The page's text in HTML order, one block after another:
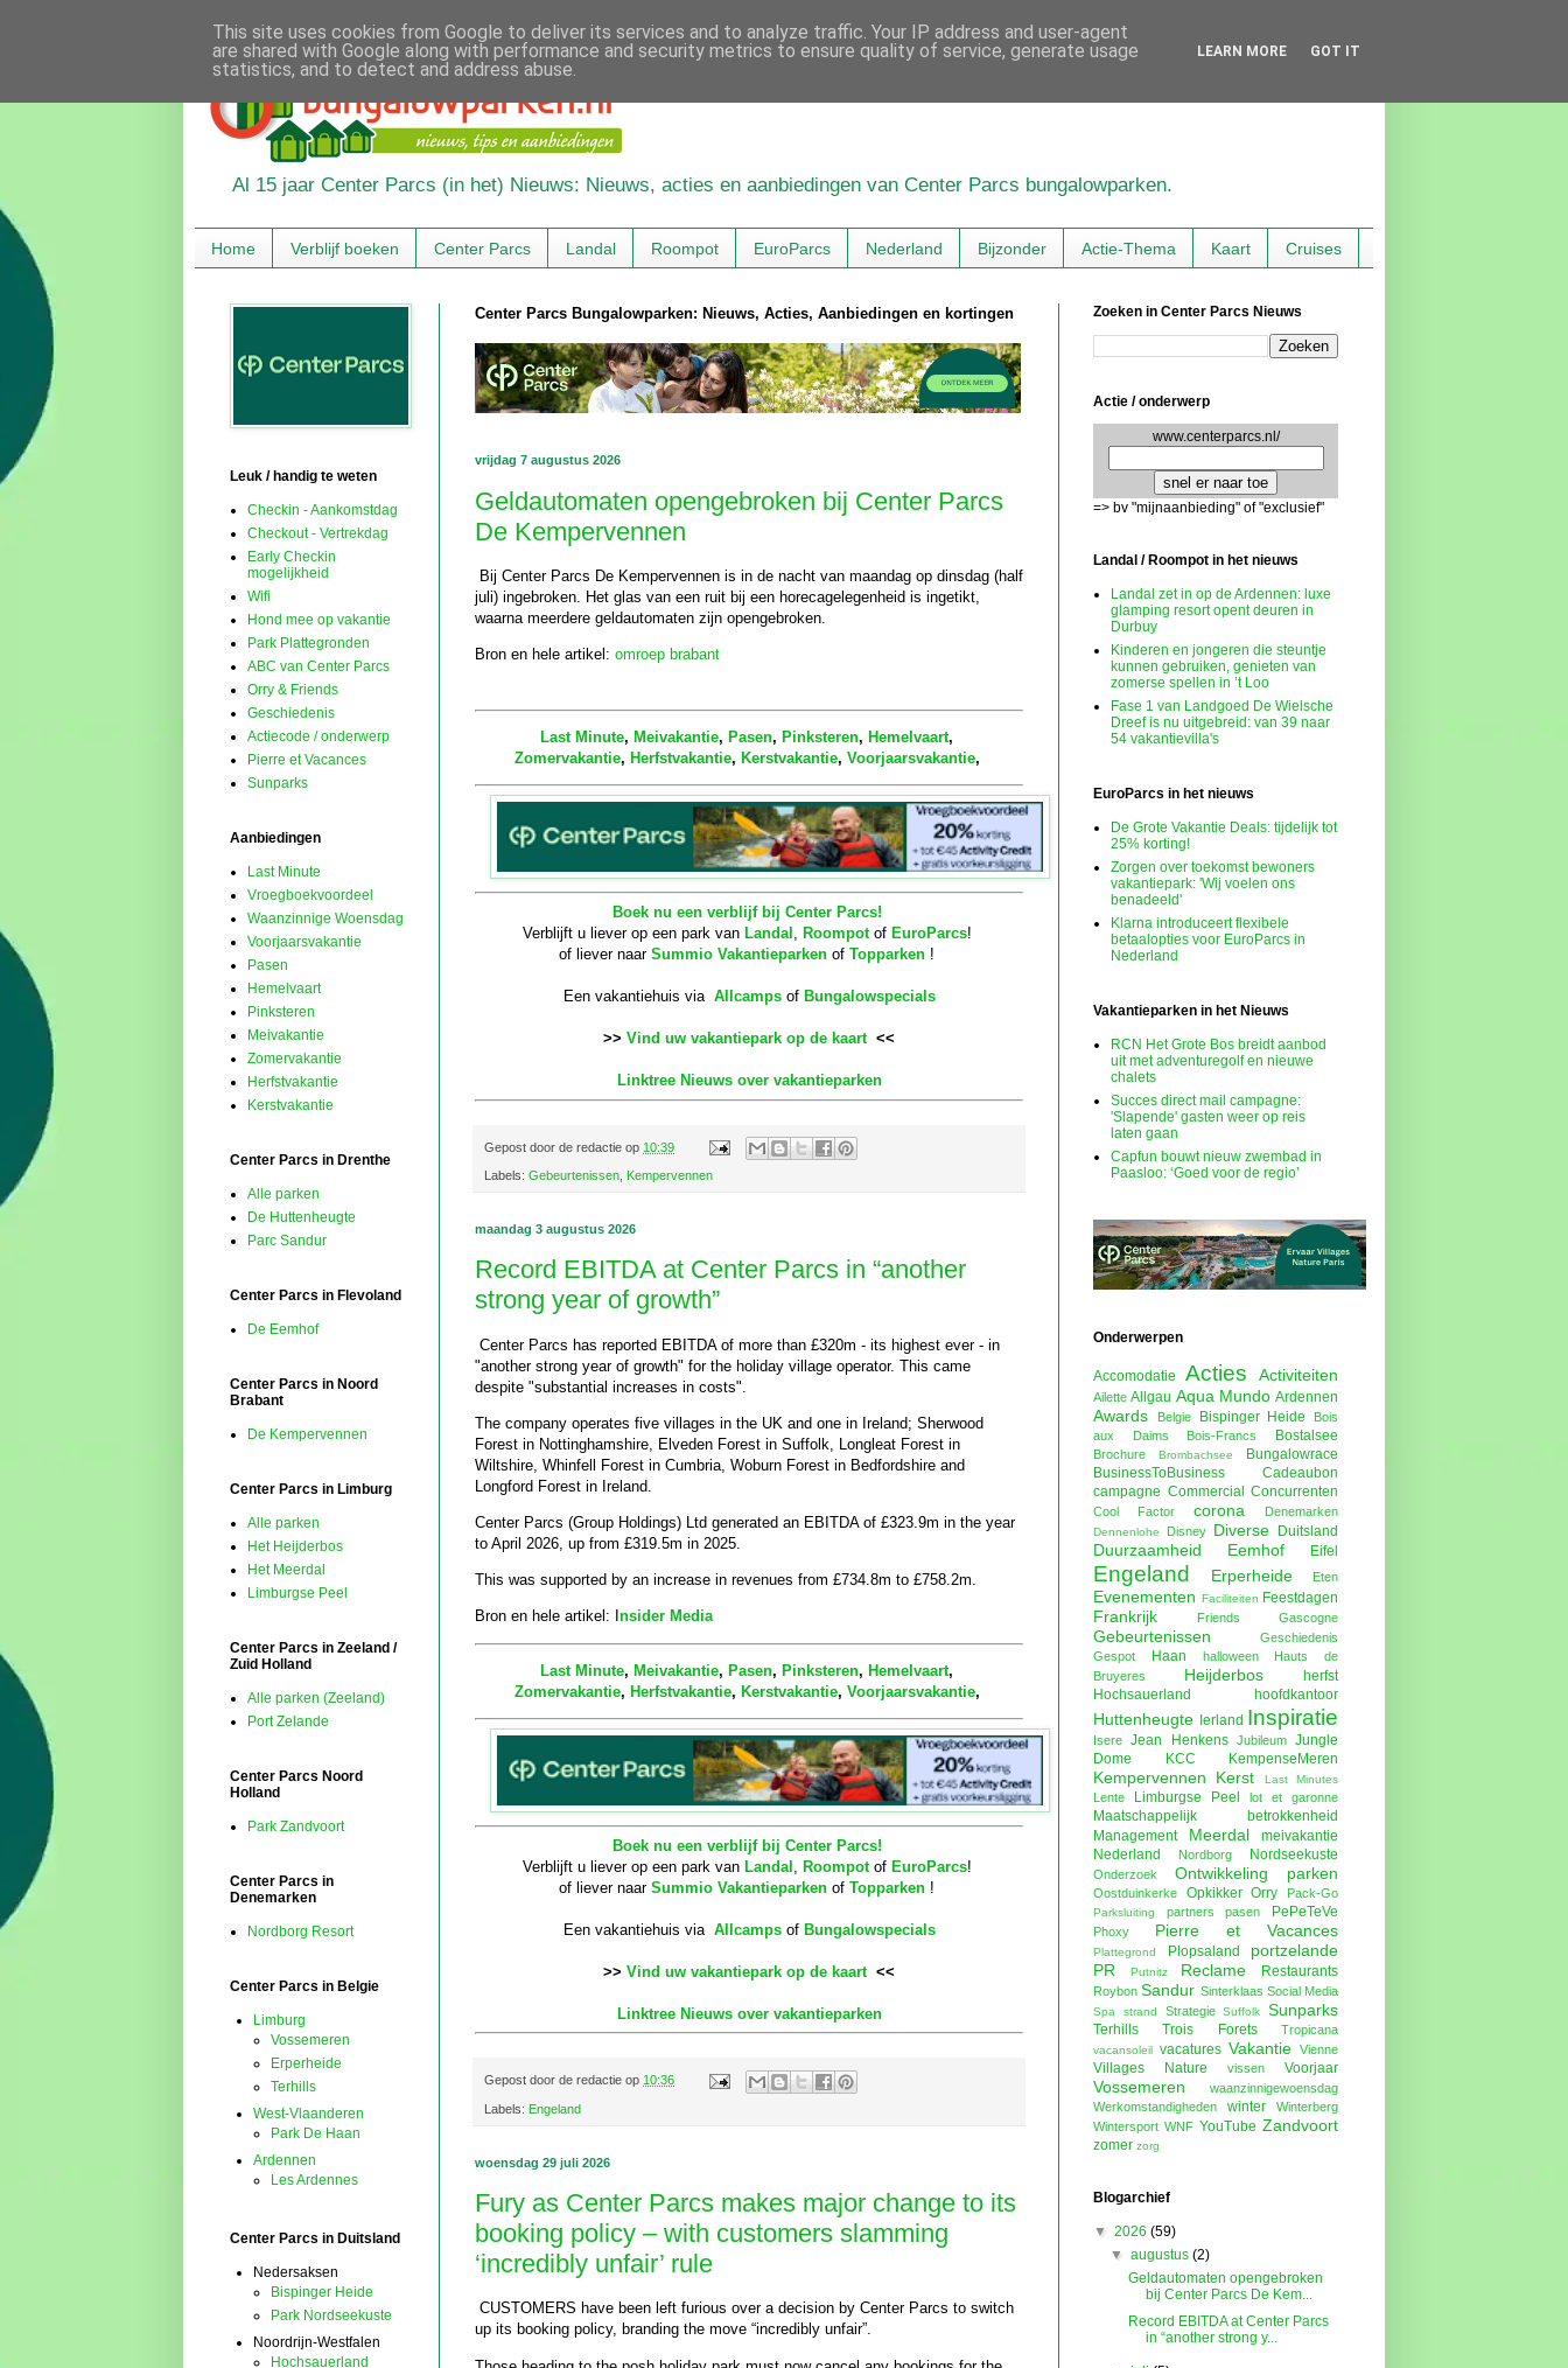
Al 15 jaar Center Parcs (in het) Nieuws: Nieuws, acties en aanbiedingen van Center Parcs bungalowparken.
Home Verblijf boeken Center Parcs Landal Roompot EuroParcs Nederland Bijzonder Actie-Thema Kaart Cruises
Center Parcs Bungalowparken: Nieuws, Acties, Aanbiedingen en kortingen
vrijdag 7 augustus 2026
Geldautomaten opengebroken bij Center Parcs
De Kempervennen
Bij Center Parcs De Kempervennen is in de nacht van maandag op dinsdag (half
juli) ingebroken. Het glas van een ruit bij een horecagelegenheid is ingetikt,
waarna meerdere geldautomaten zijn opengebroken.
Bron en hele artikel: omroep brabant
Last Minute, Meivakantie, Pasen, Pinksteren, Hemelvaart,
Zomervakantie, Herfstvakantie, Kerstvakantie, Voorjaarsvakantie,
Boek nu een verblijf bij Center Parcs!
Verblijft u liever op een park van Landal Roompotof EuroParcs!
of liever naar Summio Vakantieparken of Topparken !
Een vakantiehuis via Allcampsof Bungalowspecials
>> Vind uw vakantiepark op de kaart <<
Linktree Nieuws over vakantieparken
Gepost door de redactie op 10:39
Labels: Gebeurtenissen Kempervennen
maandag 3 augustus 2026
Record EBITDA at Center Parcs in “another
strong year of growth”
Center Parcs has reported EBITDA of more than £320m - its highest ever - in
"another strong year of growth" for the holiday village operator. This came
despite "substantial increases in costs".
The company operates five villages in the UK and one in Ireland; Sherwood
Forest in Nottinghamshire, Elveden Forest in Suffolk, Longleat Forest in
Wiltshire, Whinfell Forest in Cumbria, Woburn Forest in Bedfordshire and
Longford Forest in Ireland.
Center Parcs (Group Holdings) Ltd generated an EBITDA of £323.9m in the year
to April 2026, up from £319.5m in 2025.
This was supported by an increase in revenues from £734.8m to £758.2m.
Bron en hele artikel: I nsider Media
Last Minute, Meivakantie, Pasen, Pinksteren, Hemelvaart,
Zomervakantie, Herfstvakantie, Kerstvakantie, Voorjaarsvakantie,
Boek nu een verblijf bij Center Parcs!
Verblijft u liever op een park van Landal Roompotof EuroParcs!
of liever naar Summio Vakantieparken of Topparken !
Een vakantiehuis via Allcampsof Bungalowspecials
>> Vind uw vakantiepark op de kaart <<
Linktree Nieuws over vakantieparken
Gepost door de redactie op 10:36
Labels: Engeland
woensdag 29 juli 2026
Fury as Center Parcs makes major change to its
booking policy – with customers slamming
‘incredibly unfair’ rule
CUSTOMERS have been left furious over a decision by Center Parcs to switch
up its booking policy, branding the move “incredibly unfair”.
Leuk / handig te weten
Checkin - Aankomstdag
Checkout - Vertrekdag
Early Checkin
mogelijkheid
Wifi
Hond mee op vakantie
Park Plattegronden
ABC van Center Parcs
Orry & Friends
Geschiedenis
Actiecode / onderwerp
Pierre et Vacances
Sunparks
Aanbiedingen
Last Minute
Vroegboekvoordeel
Waanzinnige Woensdag
Voorjaarsvakantie
Pasen
Hemelvaart
Pinksteren
Meivakantie
Zomervakantie
Herfstvakantie
Kerstvakantie
Center Parcs in Drenthe
Alle parken
De Huttenheugte
Parc Sandur
Center Parcs in Flevoland
De Eemhof
Center Parcs in Noord
Brabant
De Kempervennen
Center Parcs in Limburg
Alle parken
Het Heijderbos
Het Meerdal
Limburgse Peel
Center Parcs in Zeeland /
Zuid Holland
Alle parken (Zeeland)
Port Zelande
Center Parcs Noord
Holland
Park Zandvoort
Center Parcs in
Denemarken
Nordborg Resort
Center Parcs in Belgie
Limburg
Vossemeren
Erperheide
Terhills
West-Vlaanderen
Park De Haan
Ardennen
Les Ardennes
Center Parcs in Duitsland
Nedersaksen
Bispinger Heide
Park Nordseekuste
Noordrijn-Westfalen
Hochsauerland
Zoeken in Center Parcs Nieuws
Actie / onderwerp
www.centerparcs.nl/
=> bv "mijnaanbieding" of "exclusief"
Landal / Roompot in het nieuws
Landal zet in op de Ardennen: luxe
glamping resort opent deuren in
Durbuy
Kinderen en jongeren die steuntje
kunnen gebruiken, genieten van
zomerse spellen in ’t Loo
Fase 1 van Landgoed De Wielsche
Dreef is nu uitgebreid: van 39 naar
54 vakantievilla's
EuroParcs in het nieuws
De Grote Vakantie Deals: tijdelijk tot
25% korting!
Zorgen over toekomst bewoners
vakantiepark: 'Wij voelen ons
benadeeld'
Klarna introduceert flexibele
betaalopties voor EuroParcs in
Nederland
Vakantieparken in het Nieuws
RCN Het Grote Bos breidt aanbod
uit met adventuregolf en nieuwe
chalets
Succes direct mail campagne:
'Slapende' gasten weer op reis
laten gaan
Capfun bouwt nieuw zwembad in
Paasloo: ‘Goed voor de regio’
Onderwerpen
Accomodatie Acties Activiteiten
Ailette Allgau Aqua Mundo Ardennen
Awards Belgie Bispinger Heide
Bois
aux Daims
Bois-Francs Bostalsee
Brochure Brombachsee
Bungalowrace
BusinessToBusiness
Cadeaubon
campagne Commercial Concurrenten
Cool Factor corona Denemarken
Dennenlohe Disney Diverse Duitsland
Duurzaamheid Eemhof Eifel
Engeland Erperheide Eten
Evenementen Faciliteiten Feestdagen
Frankrijk Friends Gascogne
Gebeurtenissen
Geschiedenis
Gespot
Haan halloween
Hauts de
Bruyeres
Heijderbos
herfst
Hochsauerland
hoofdkantoor
Huttenheugte Ierland Inspiratie
Isere Jean Henkens Jubileum
Jungle
Dome
KCC KempenseMeren
Kempervennen Kerst Last Minutes
Lente Limburgse Peel lot et garonne
Maatschappelijk betrokkenheid
Management
Meerdal
meivakantie
Nederland
Nordborg Nordseekuste
Onderzoek Ontwikkeling parken
Oostduinkerke Opkikker Orry Pack-Go
Parksluiting partners pasen PePeTeVe
Phoxy Pierre et Vacances
Plattegrond Plopsaland
portzelande
PR
Putnitz Reclame Restaurants
Roybon Sandur Sinterklaas Social Media
Spa strand Strategie Suffolk Sunparks
Terhills Trois Forets Tropicana
vacansoleil vacatures Vakantie Vienne
Villages Nature vissen Voorjaar
Vossemeren
waanzinnigewoensdag
Werkomstandigheden
winter
Winterberg
Wintersport WNF YouTube Zandvoort
zomer zorg
Blogarchief
▼ 2026 (59)
▼augustus(2)
Geldautomaten opengebroken
bij Center Parcs De Kem...
Record EBITDA at Center Parcs
in “another strong y...
This site uses cookies from Google to deliver its services and to analyze traffic. Your IP address and user-agent
are shared with Google along with performance and security metrics to ensure quality of service, generate usage
statistics, and to detect and address abuse.
LEARN MORE GOT IT